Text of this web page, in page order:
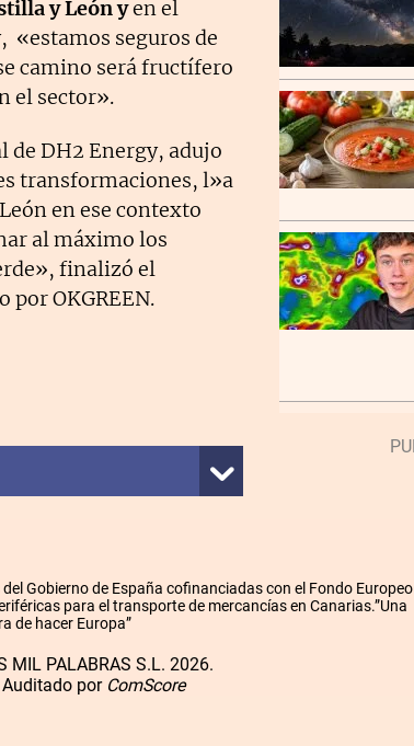
y León yen el
«estamos seguros de
camino será fructífero
el sector».
de DH2 Energy, adujo
transformaciones, l»a
en ese contexto
al máximo los
finalizó el
por OKGREEN.
Gobierno de España cofinanciadas con el Fondo Europeo
para el transporte de mercancías en Canarias.”Una
de hacer Europa”
MIL PALABRAS S.L. 2026.
Auditado por ComScore